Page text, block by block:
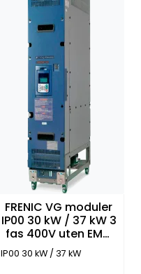
FRENIC VG moduler
IP00 30 kW / 37 kW 3
fas 400V uten EMC
filter og Panel
IP00 30 kW / 37 kW